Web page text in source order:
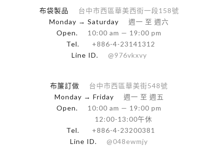
布袋製品
台中市西區華美西街一段158號
Monday → Saturday
週一 至 週六
Open.
10:00 am — 19:00 pm
Tel.
+886-4-23141312
Line ID.
@976vkxvy
布簾訂做
台中市西區華美街548號
Monday → Friday
週一 至 週五
Open.
10:00 am — 19:00 pm
12:00-13:00午休
Tel.
+886-4-23200381
Line ID.
@048ewmjy